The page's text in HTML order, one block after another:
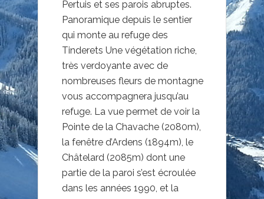
Pertuis et ses parois abruptes.
Panoramique depuis le sentier
qui monte au refuge des
Tinderets Une végétation riche,
très verdoyante avec de
nombreuses fleurs de montagne
vous accompagnera jusqu’au
refuge. La vue permet de voir la
Pointe de la Chavache (2080m),
la fenêtre d’Ardens (1894m), le
Châtelard (2085m) dont une
partie de la paroi s’est écroulée
dans les années 1990, et la